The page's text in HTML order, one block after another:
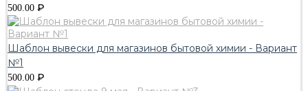
500.00 ₽
Шаблон вывески для магазинов бытовой химии - Вариант
№1
500.00 ₽